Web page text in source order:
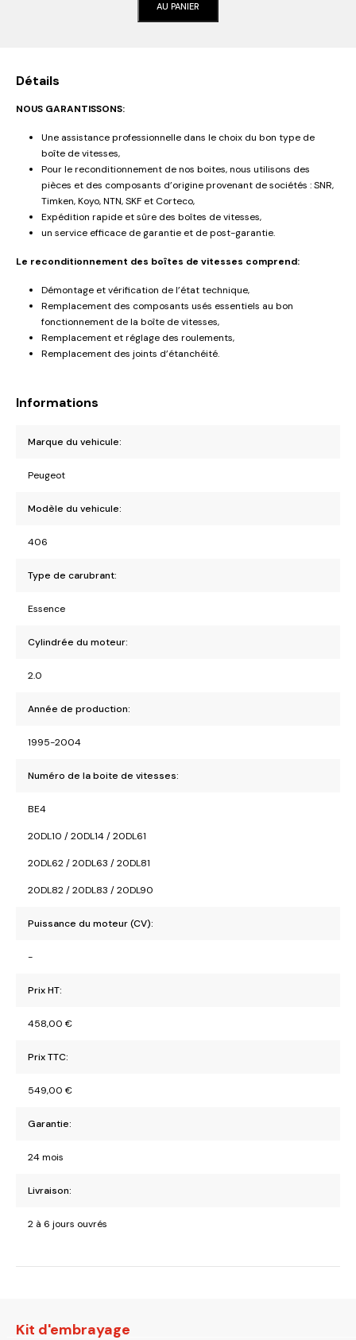
AU PANIER
Détails
NOUS GARANTISSONS:
Une assistance professionnelle dans le choix du bon type de
boîte de vitesses,
Pour le reconditionnement de nos boites, nous utilisons des
pièces et des composants d’origine provenant de sociétés : SNR,
Timken, Koyo, NTN, SKF et Corteco,
Expédition rapide et sûre des boîtes de vitesses,
un service efficace de garantie et de post-garantie.
Le reconditionnement des boîtes de vitesses comprend:
Démontage et vérification de l’état technique,
Remplacement des composants usés essentiels au bon
fonctionnement de la boîte de vitesses,
Remplacement et réglage des roulements,
Remplacement des joints d’étanchéité.
Informations
Marque du vehicule:
Peugeot
Modèle du vehicule:
406
Type de carubrant:
Essence
Cylindrée du moteur:
2.0
Année de production:
1995-2004
Numéro de la boite de vitesses:
BE4
20DL10 / 20DL14 / 20DL61
20DL62 / 20DL63 / 20DL81
20DL82 / 20DL83 / 20DL90
Puissance du moteur (CV):
-
Prix HT:
458,00 €
Prix TTC:
549,00 €
Garantie:
24 mois
Livraison:
2 à 6 jours ouvrés
Kit d'embrayage